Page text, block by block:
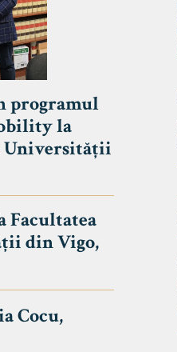
programul
la
Universității
Facultatea
din Vigo,
Cocu,